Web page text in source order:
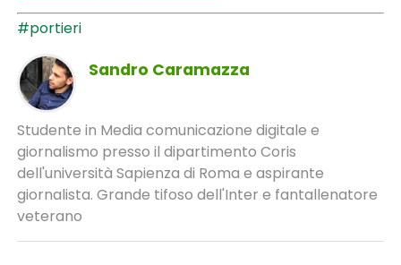
#portieri
Sandro Caramazza
Studente in Media comunicazione digitale e
giornalismo presso il dipartimento Coris
dell'università Sapienza di Roma e aspirante
giornalista. Grande tifoso dell'Inter e fantallenatore
veterano